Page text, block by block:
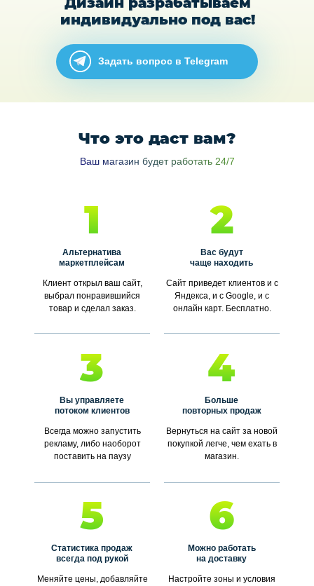
индивидуально под вас!
Задать вопрос в Telegram
Что это даст вам?
Ваш магазин будет работать 24/7
1
Альтернатива
маркетплейсам
Клиент открыл ваш сайт,
выбрал понравившийся
товар и сделал заказ.
2
Вас будут
чаще находить
Сайт приведет клиентов и с
Яндекса, и с Google, и с
онлайн карт. Бесплатно.
3
Вы управляете
потоком клиентов
Всегда можно запустить
рекламу, либо наоборот
поставить на паузу
4
Больше
повторных продаж
Вернуться на сайт за новой
покупкой легче, чем ехать в
магазин.
5
Статистика продаж
всегда под рукой
Меняйте цены, добавляйте
6
Можно работать
на доставку
Настройте зоны и условия